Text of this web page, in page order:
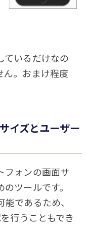
ているだけなの
ん。おまけ程度
イズとユーザー
フォンの画面サ
ツールです。
であるため、
行うこともでき